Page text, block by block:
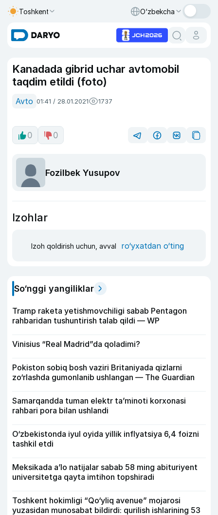
Toshkent O‘zbekcha
Kanadada gibrid uchar avtomobil
taqdim etildi (foto)
Avto 01:41 / 28.01.2021 1737
0 0
Fozilbek Yusupov
Izohlar
Izoh qoldirish uchun, avval ro‘yxatdan o‘ting
So‘nggi yangiliklar
Tramp raketa yetishmovchiligi sabab Pentagon
rahbaridan tushuntirish talab qildi — WP
Vinisius “Real Madrid”da qoladimi?
Pokiston sobiq bosh vaziri Britaniyada qizlarni
zo‘rlashda gumonlanib ushlangan — The Guardian
Samarqandda tuman elektr ta’minoti korxonasi
rahbari pora bilan ushlandi
O‘zbekistonda iyul oyida yillik inflyatsiya 6,4 foizni
tashkil etdi
Meksikada a’lo natijalar sabab 58 ming abituriyent
universitetga qayta imtihon topshiradi
Toshkent hokimligi “Qo‘yliq avenue” mojarosi
yuzasidan munosabat bildirdi: qurilish ishlarining 53